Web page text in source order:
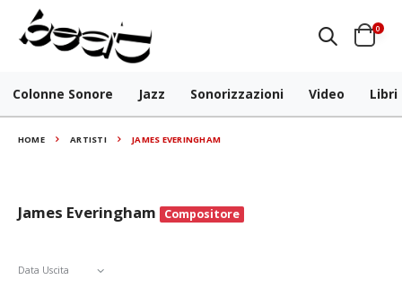
0
Colonne Sonore Jazz Sonorizzazioni Video Libri
HOME ARTISTI JAMES EVERINGHAM
James Everingham Compositore